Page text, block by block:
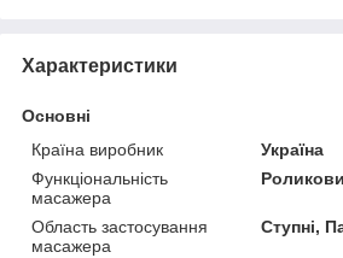
Характеристики
Основні
Країна виробник
Україна
Функціональність
масажера
Область застосування
масажера
Ступні,